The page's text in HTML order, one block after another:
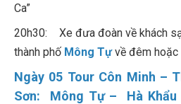
Ca”
20h30: Xe đưa đoàn về khách
thành phố Mông Tựvề đêm hoặc
Ngày 05 Tour Côn Minh –
Sơn: Mông Tự – Hà Khẩu